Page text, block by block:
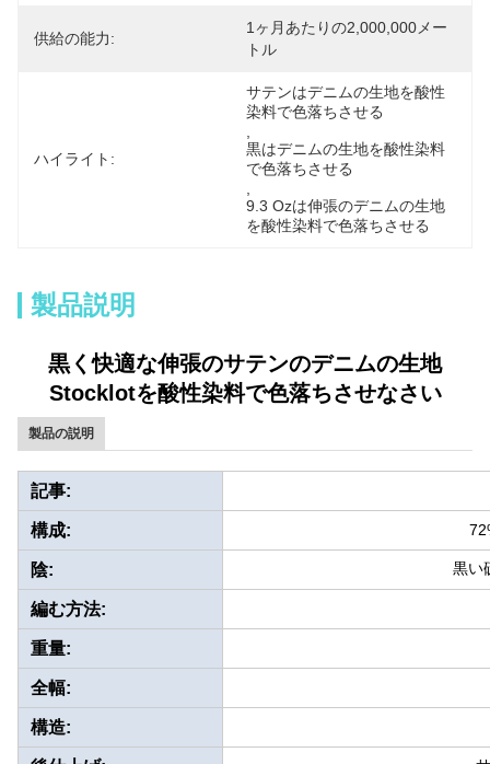
供給の能力:
1ヶ月あたりの2,000,000メー
トル
ハイライト:
サテンはデニムの生地を酸性
染料で色落ちさせる
黒はデニムの生地を酸性染料
で色落ちさせる
9.3 Ozは伸張のデニムの生地
を酸性染料で色落ちさせる
製品説明
黒く快適な伸張のサテンのデニムの生地
Stocklotを酸性染料で色落ちさせなさい
製品の説明
記事:
構成:
陰: 黒い
編む方法:
重量:
全幅:
構造: